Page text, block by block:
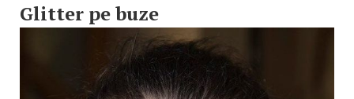
Glitter pe buze